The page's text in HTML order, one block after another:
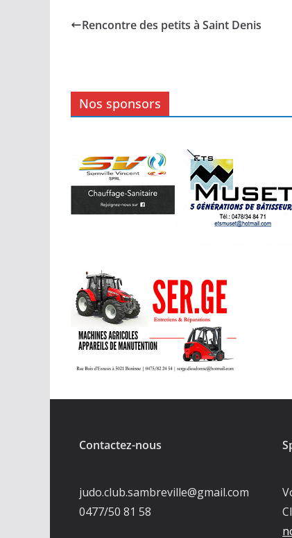
Rencontre des petits à Saint Denis
Nos sponsors
Contactez-nous
judo.club.sambreville@gmail.com
0477/50 81 58